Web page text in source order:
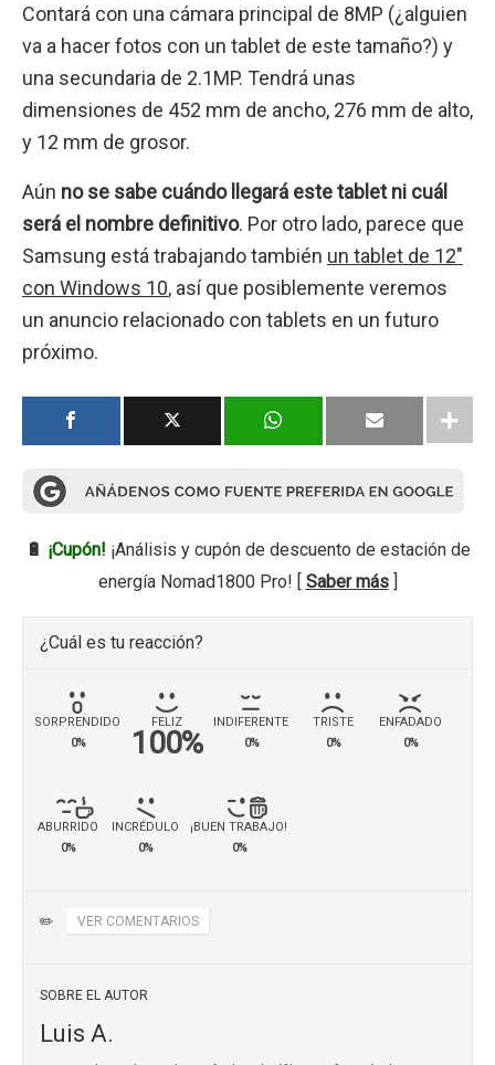
Contará con una cámara principal de 8MP (¿alguien
va a hacer fotos con un tablet de este tamaño?) y
una secundaria de 2.1MP. Tendrá unas
dimensiones de 452 mm de ancho, 276 mm de alto,
y 12 mm de grosor.
Aún no se sabe cuándo llegará este tablet ni cuál
será el nombre definitivo. Por otro lado, parece que
Samsung está trabajando también un tablet de 12″
con Windows 10, así que posiblemente veremos
un anuncio relacionado con tablets en un futuro
próximo.
🔋 ¡Cupón! ¡Análisis y cupón de descuento de estación de
energía Nomad1800 Pro! [ Saber más]
¿Cuál es tu reacción?
SORPRENDIDO
0%
FELIZ
100%
INDIFERENTE
0%
TRISTE
0%
ENFADADO
0%
ABURRIDO
0%
INCRÉDULO
0%
¡BUEN TRABAJO!
0%
✏️ VER COMENTARIOS
SOBRE EL AUTOR
Luis A.